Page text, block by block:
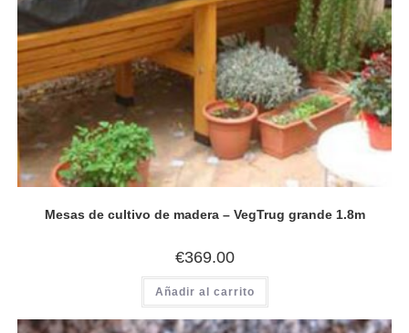
Mesas de cultivo de madera – VegTrug grande 1.8m
€369.00
Añadir al carrito